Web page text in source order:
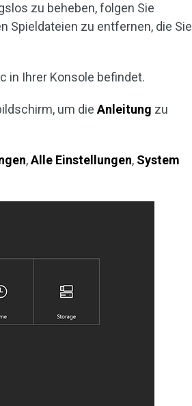
zu beheben, folgen Sie
Spieldateien zu entfernen, die Sie
in Ihrer Konsole befindet.
um dieAnleitung zu
,Alle Einstellungen, System